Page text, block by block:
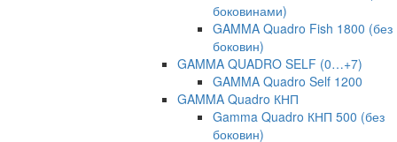
боковинами)
GAMMA Quadro Fish 1800 (без
боковин)
GAMMA QUADRO SELF (0…+7)
GAMMA Quadro Self 1200
GAMMA Quadro КНП
Gamma Quadro КНП 500 (без
боковин)